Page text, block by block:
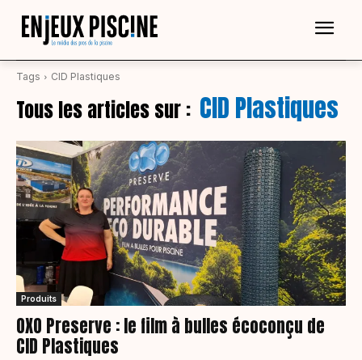
Tags CID Plastiques
Tous les articles sur : CID Plastiques
Produits
OXO Preserve : le film à bulles écoconçu de
CID Plastiques